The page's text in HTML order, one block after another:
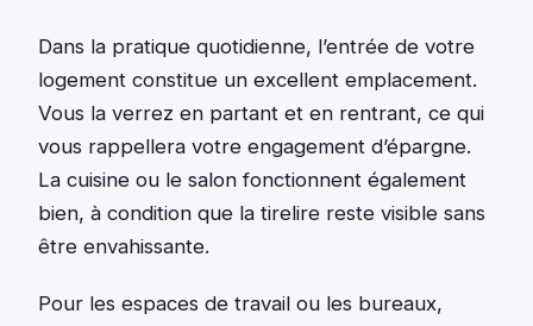
Dans la pratique quotidienne, l’entrée de votre
logement constitue un excellent emplacement.
Vous la verrez en partant et en rentrant, ce qui
vous rappellera votre engagement d’épargne.
La cuisine ou le salon fonctionnent également
bien, à condition que la tirelire reste visible sans
être envahissante.
Pour les espaces de travail ou les bureaux,